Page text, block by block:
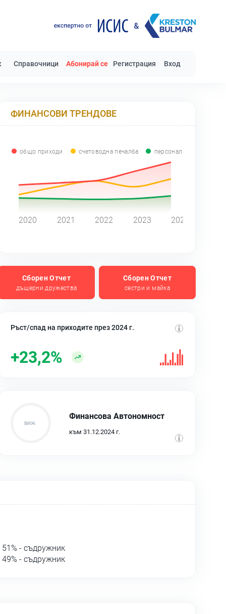
Справочници Абонирай се Регистрация Вход
ФИНАНСОВИ ТРЕНДОВЕ
общо приходи счетоводна печалба персонал
2020 2021 2022 2023 2024
Сборен Отчет
дъщерни дружества
Сборен Отчет
сестри и майка
Ръст/спад на приходите през 2024 г.
+23,2%
Финансова Автономност
към 31.12.2024 г.
51% - съдружник
49% - съдружник